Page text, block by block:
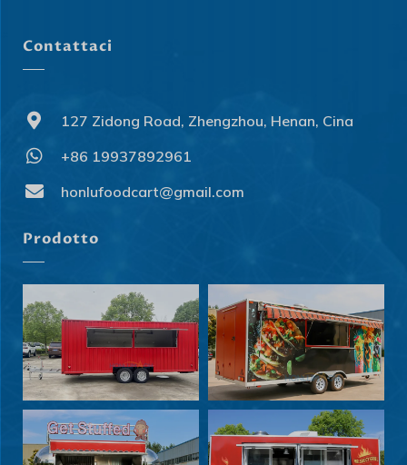
Contattaci
127 Zidong Road, Zhengzhou, Henan, Cina
+86 19937892961
honlufoodcart@gmail.com
Prodotto
Slovenčina
Svenska